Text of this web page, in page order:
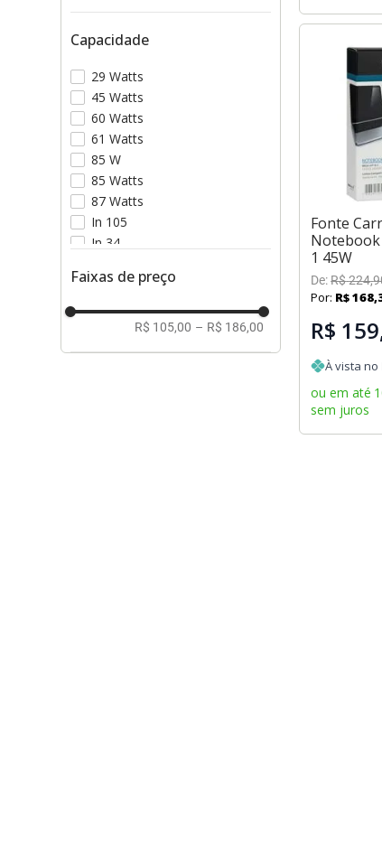
Capacidade
29 Watts
45 Watts
60 Watts
61 Watts
85 W
85 Watts
87 Watts
In 105
In 34
Faixas de preço
R$ 105,00 – R$ 186,00
Fonte
1 45W
De:R$224,
Por: R$168,
R$
À vista no
ou em até
sem juros